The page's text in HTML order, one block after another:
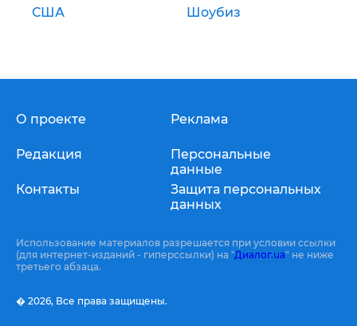
США Шоубиз
О проекте
Редакция
Контакты
Реклама
Персональные
данные
Защита персональных
данных
Использование материалов разрешается при условии ссылки
(для интернет-изданий - гиперссылки) на "Диалог.ua" не ниже
третьего абзаца.
� 2026, Все права защищены.